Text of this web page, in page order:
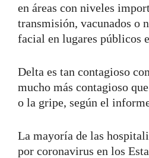
en áreas con niveles
transmisión, vacunados o
facial en lugares públicos
Delta es tan contagioso
mucho más contagioso
o la gripe, según el
La mayoría de las
por coronavirus en los